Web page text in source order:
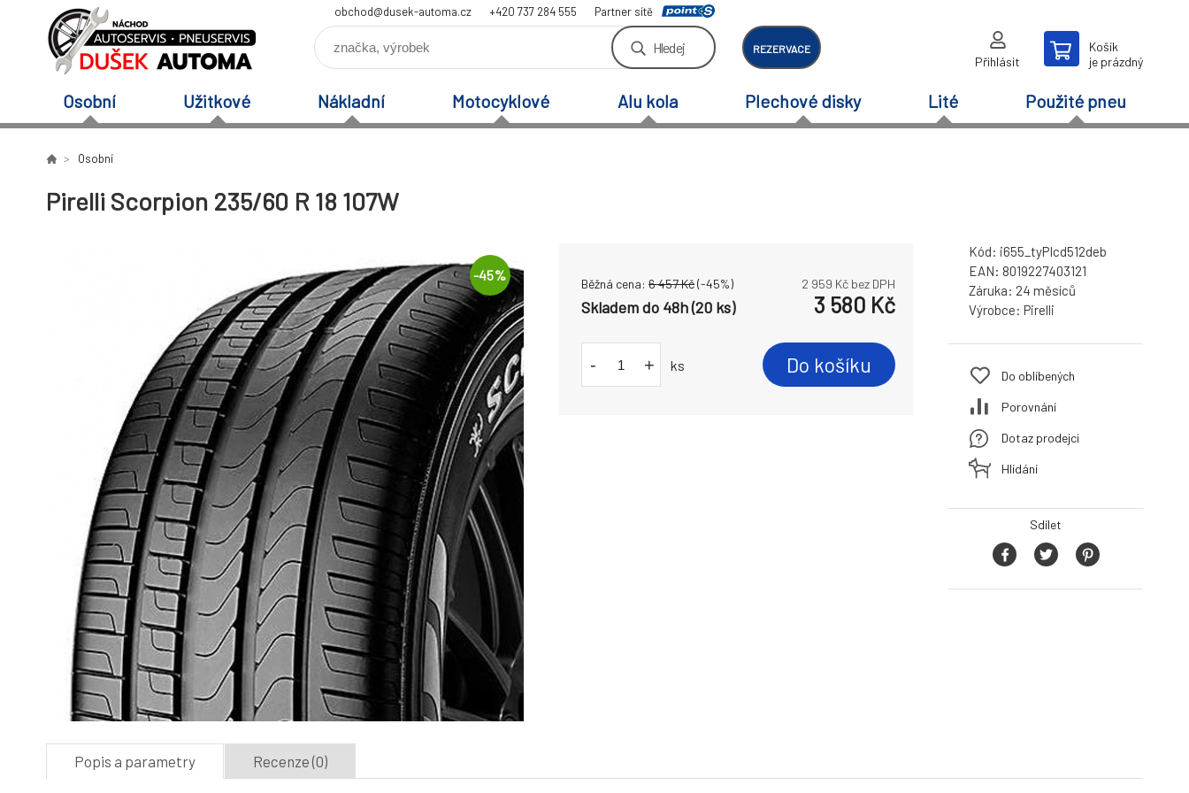
obchod@dusek-automa.cz +420 737 284 555 Partner sítě
Hledej REZERVACE
Přihlásit
Košík
je prázdný
Osobní Užitkové Nákladní Motocyklové Alu kola Plechové disky Lité Použité pneu
Osobní
Pirelli Scorpion 235/60 R 18 107W
-45%
Běžná cena: 6 457Kč(-45%) 2 959 Kč bez DPH
Skladem do 48h (20 ks) 3 580 Kč
- + ks Do košíku
Kód: i655_tyPIcd512deb
EAN: 8019227403121
Záruka: 24 měsíců
Výrobce: Pirelli
Do oblíbených
Porovnání
Dotaz prodejci
Hlídání
Sdílet
Popis a parametry Recenze (0)